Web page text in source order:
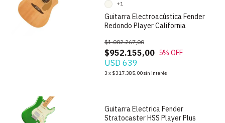
Guitarra Electroacústica Fender
Redondo Player California
$952.155,00
$1.002.267,00
5% OFF
USD 639
3 x $317.385,00sin interés
+1
Guitarra Electrica Fender
Stratocaster HSS Player Plus